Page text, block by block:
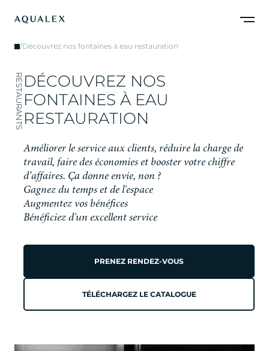
/Découvrez nos fontaines à eau restauration
RESTAURANTSDÉCOUVREZ NOS
FONTAINES À EAU
RESTAURATION
Améliorer le service aux clients, réduire la charge de
travail, faire des économies et booster votre chiffre
d’affaires. Ça donne envie, non ?
Gagnez du temps et de l'espace
Augmentez vos bénéfices
Bénéficiez d'un excellent service
PRENEZ RENDEZ-VOUS
TÉLÉCHARGEZ LE CATALOGUE